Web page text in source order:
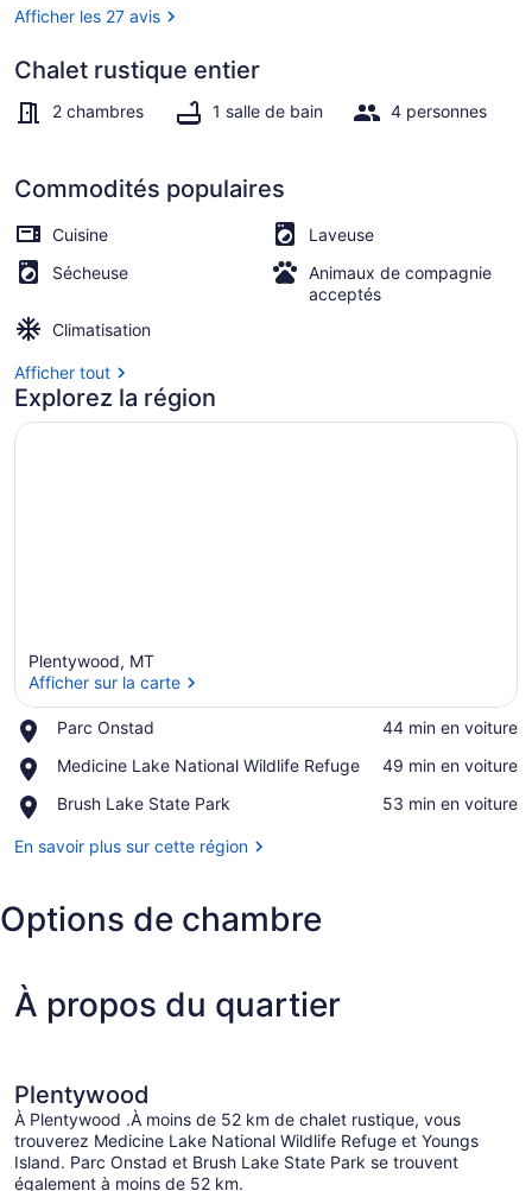
Sleeps
Afficher les 27 avis
Chalet rustique entier
2 chambres 1 salle de bain 4 personnes
Commodités populaires
Cuisine
Laveuse
Sécheuse
Animaux de compagnie
acceptés
Climatisation
Afficher tout
Explorez la région
Plentywood, MT
Afficher sur la carte
Parc Onstad
Place,
Onstad
‪44 min en voiture‬
Medicine Lake National Wildlife Refuge
Place,
Lake
Wildlife
‪49 min en voiture‬
Brush Lake State Park
Place,
Lake
‪53 min en voiture‬
En savoir plus sur cette région
Options de chambre
À propos du quartier
Plentywood
À Plentywood .À moins de 52 km de chalet rustique, vous
trouverez Medicine Lake National Wildlife Refuge et Youngs
Island. Parc Onstad et Brush Lake State Park se trouvent
également à moins de 52 km.